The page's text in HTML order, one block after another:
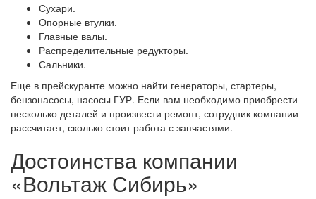
Сухари.
Опорные втулки.
Главные валы.
Распределительные редукторы.
Сальники.
Еще в прейскуранте можно найти генераторы, стартеры,
бензонасосы, насосы ГУР. Если вам необходимо приобрести
несколько деталей и произвести ремонт, сотрудник компании
рассчитает, сколько стоит работа с запчастями.
Достоинства компании
«Вольтаж Сибирь»